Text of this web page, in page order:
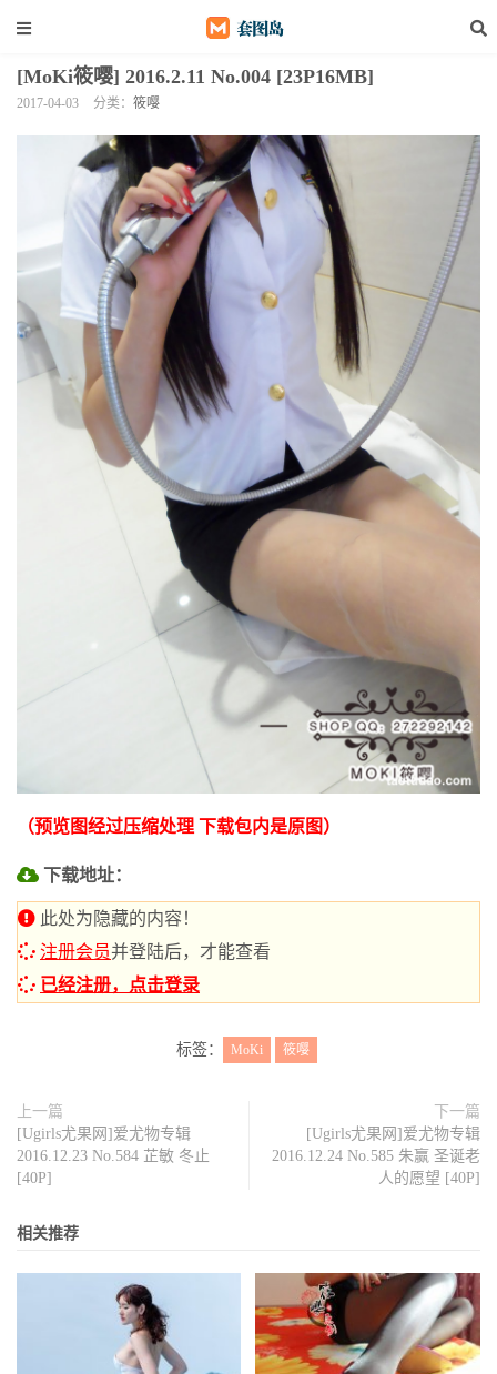
[MoKi筱嘤] 2016.2.11 No.004 [23P16MB]
2017-04-03 分类： 筱嘤
（预览图经过压缩处理 下载包内是原图）
下载地址：
此处为隐藏的内容！
注册会员并登陆后，才能查看
已经注册，点击登录
标签： MoKi 筱嘤
上一篇
[Ugirls尤果网]爱尤物专辑
2016.12.23 No.584 芷敏 冬止
[40P]
下一篇
[Ugirls尤果网]爱尤物专辑
2016.12.24 No.585 朱赢 圣诞老
人的愿望 [40P]
相关推荐